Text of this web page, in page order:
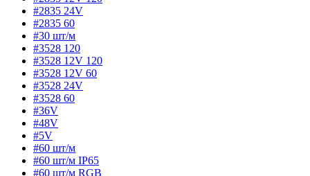
#2835 24V
#2835 60
#30 шт/м
#3528 120
#3528 12V 120
#3528 12V 60
#3528 24V
#3528 60
#36V
#48V
#5V
#60 шт/м
#60 шт/м IP65
#60 шт/м RGB